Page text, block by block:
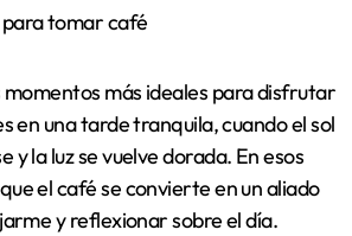
tomar café
momentos más ideales para disfrutar
en una tarde tranquila, cuando el sol
y la luz se vuelve dorada. En esos
el café se convierte en un aliado
y reflexionar sobre el día.